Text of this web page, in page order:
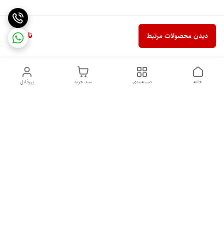
ناموجود دیدن محصولات مرتبط
پروفایل سبد خرید دسته‌بندی خانه